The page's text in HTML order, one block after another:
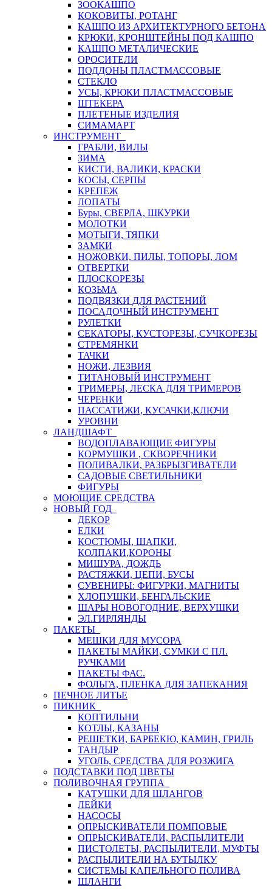
ЗООКАШПО
КОКОВИТЫ, РОТАНГ
КАШПО ИЗ АРХИТЕКТУРНОГО БЕТОНА
КРЮКИ, КРОНШТЕЙНЫ ПОД КАШПО
КАШПО МЕТАЛИЧЕСКИЕ
ОРОСИТЕЛИ
ПОДДОНЫ ПЛАСТМАССОВЫЕ
СТЕКЛО
УСЫ, КРЮКИ ПЛАСТМАССОВЫЕ
ШТЕКЕРА
ПЛЕТЕНЫЕ ИЗДЕЛИЯ
СИМАМАРТ
ИНСТРУМЕНТ
ГРАБЛИ, ВИЛЫ
ЗИМА
КИСТИ, ВАЛИКИ, КРАСКИ
КОСЫ, СЕРПЫ
КРЕПЕЖ
ЛОПАТЫ
Буры, СВЕРЛА, ШКУРКИ
МОЛОТКИ
МОТЫГИ, ТЯПКИ
ЗАМКИ
НОЖОВКИ, ПИЛЫ, ТОПОРЫ, ЛОМ
ОТВЕРТКИ
ПЛОСКОРЕЗЫ
КОЗЬМА
ПОДВЯЗКИ ДЛЯ РАСТЕНИЙ
ПОСАДОЧНЫЙ ИНСТРУМЕНТ
РУЛЕТКИ
СЕКАТОРЫ, КУСТОРЕЗЫ, СУЧКОРЕЗЫ
СТРЕМЯНКИ
ТАЧКИ
НОЖИ, ЛЕЗВИЯ
ТИТАНОВЫЙ ИНСТРУМЕНТ
ТРИМЕРЫ, ЛЕСКА ДЛЯ ТРИМЕРОВ
ЧЕРЕНКИ
ПАССАТИЖИ, КУСАЧКИ,КЛЮЧИ
УРОВНИ
ЛАНДШАФТ
ВОДОПЛАВАЮЩИЕ ФИГУРЫ
КОРМУШКИ , СКВОРЕЧНИКИ
ПОЛИВАЛКИ, РАЗБРЫЗГИВАТЕЛИ
САДОВЫЕ СВЕТИЛЬНИКИ
ФИГУРЫ
МОЮЩИЕ СРЕДСТВА
НОВЫЙ ГОД
ДЕКОР
ЕЛКИ
КОСТЮМЫ, ШАПКИ,
КОЛПАКИ,КОРОНЫ
МИШУРА, ДОЖДЬ
РАСТЯЖКИ, ЦЕПИ, БУСЫ
СУВЕНИРЫ: ФИГУРКИ, МАГНИТЫ
ХЛОПУШКИ, БЕНГАЛЬСКИЕ
ШАРЫ НОВОГОДНИЕ, ВЕРХУШКИ
ЭЛ.ГИРЛЯНДЫ
ПАКЕТЫ
МЕШКИ ДЛЯ МУСОРА
ПАКЕТЫ МАЙКИ, СУМКИ С ПЛ.
РУЧКАМИ
ПАКЕТЫ ФАС.
ФОЛЬГА, ПЛЕНКА ДЛЯ ЗАПЕКАНИЯ
ПЕЧНОЕ ЛИТЬЕ
ПИКНИК
КОПТИЛЬНИ
КОТЛЫ, КАЗАНЫ
РЕШЕТКИ, БАРБЕКЮ, КАМИН, ГРИЛЬ
ТАНДЫР
УГОЛЬ, СРЕДСТВА ДЛЯ РОЗЖИГА
ПОДСТАВКИ ПОД ЦВЕТЫ
ПОЛИВОЧНАЯ ГРУППА
КАТУШКИ ДЛЯ ШЛАНГОВ
ЛЕЙКИ
НАСОСЫ
ОПРЫСКИВАТЕЛИ ПОМПОВЫЕ
ОПРЫСКИВАТЕЛИ, РАСПЫЛИТЕЛИ
ПИСТОЛЕТЫ, РАСПЫЛИТЕЛИ, МУФТЫ
РАСПЫЛИТЕЛИ НА БУТЫЛКУ
СИСТЕМЫ КАПЕЛЬНОГО ПОЛИВА
ШЛАНГИ